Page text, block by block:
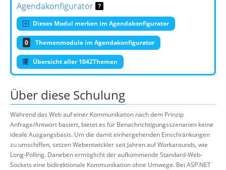
Agendakonfigurator
Dieses Modul merken im Agendakonfigurator
0 Themenmodule im Agendakonfigurator
Übersicht aller 1042Themen
Über diese Schulung
Während das Web auf einer Kommunikation nach dem Prinzip
Anfrage/Antwort basiert, bietet es für Benachrichtigungsszenarien keine
ideale Ausgangsbasis. Um die damit einhergehenden Einschränkungen
zu umschiffen, setzen Webentwickler seit Jahren auf Workarounds, wie
Long-Polling. Daneben ermöglicht der aufkommende Standard-Web-
Sockets eine bidirektionale Kommunikation ohne Umwege. Bei ASP.NET